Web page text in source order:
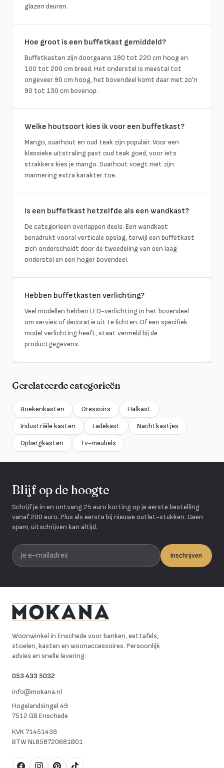
glazen deuren.
Hoe groot is een buffetkast gemiddeld?
Buffetkasten zijn doorgaans 180 tot 220 cm hoog en
100 tot 200 cm breed. Het onderstel is meestal tot
ongeveer 90 cm hoog, het bovendeel komt daar met zo'n
90 tot 130 cm bovenop.
Welke houtsoort kies ik voor een buffetkast?
Mango, suarhout en oud teak zijn populair. Voor een
klassieke uitstraling past oud teak goed, voor iets
strakkers kies je mango. Suarhout voegt met zijn
marmering extra karakter toe.
Is een buffetkast hetzelfde als een wandkast?
De categorieën overlappen deels. Een wandkast
benadrukt vooral verticale opslag, terwijl een buffetkast
zich onderscheidt door de tweedeling van een laag
onderstel en een hoger bovendeel.
Hebben buffetkasten verlichting?
Veel modellen hebben LED-verlichting in het bovendeel
om servies of decoratie uit te lichten. Of een specifiek
model verlichting heeft, staat vermeld bij de
productgegevens.
Gerelateerde categorieën
Boekenkasten Dressoirs
Halkast
Industriële kasten
Ladekast
Nachtkastjes
Opbergkasten
Tv-meubels
Blijf op de hoogte
Schrijf je in en ontvang 25 euro korting op je eerste bestelling
vanaf 200 euro. Plus als eerste bij nieuwe outlet-stukken. Geen
spam, uitschrijven kan altijd.
Je e-mailadres
Inschrijven
Woonwinkel in Enschede voor banken, eettafels,
stoelen, kasten en woonaccessoires. Persoonlijk
advies en snelle levering.
053 433 5032
info@mokana.nl
Hogelandsingel 49
7512 GB Enschede
KVK71451439
BTWNL858720681B01